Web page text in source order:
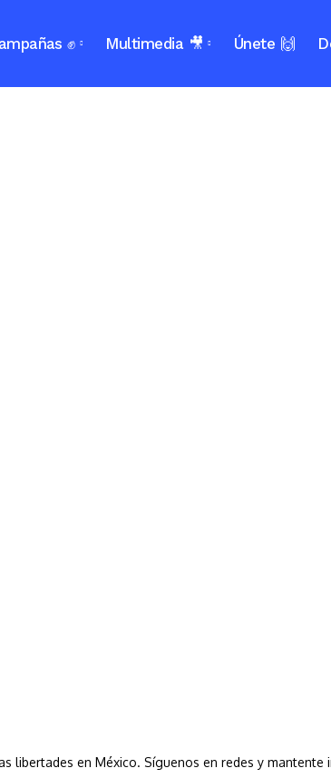
✊ Multimedia 🎥 Únete 🙌
libertades en México. Síguenos en redes y mantente